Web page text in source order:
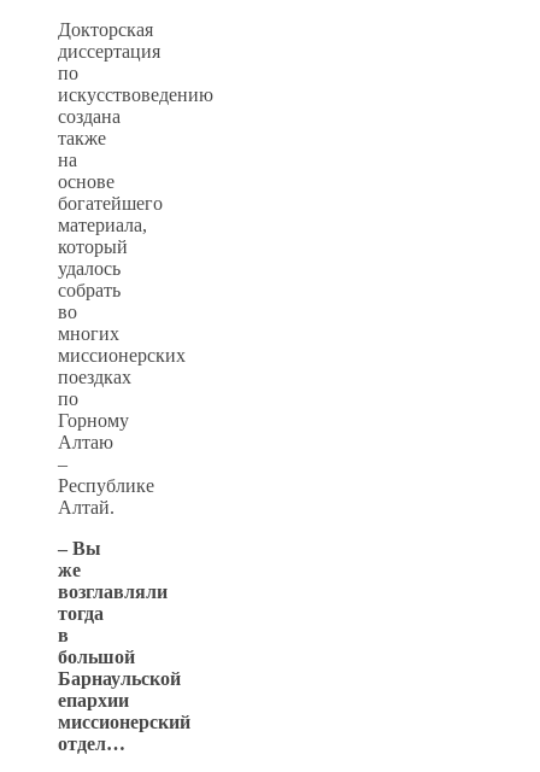
Докторская
диссертация
по
искусствоведению
создана
также
на
основе
богатейшего
материала,
который
удалось
собрать
во
многих
миссионерских
поездках
по
Горному
Алтаю
–
Республике
Алтай.
– Вы
же
возглавляли
тогда
в
большой
Барнаульской
епархии
миссионерский
отдел…